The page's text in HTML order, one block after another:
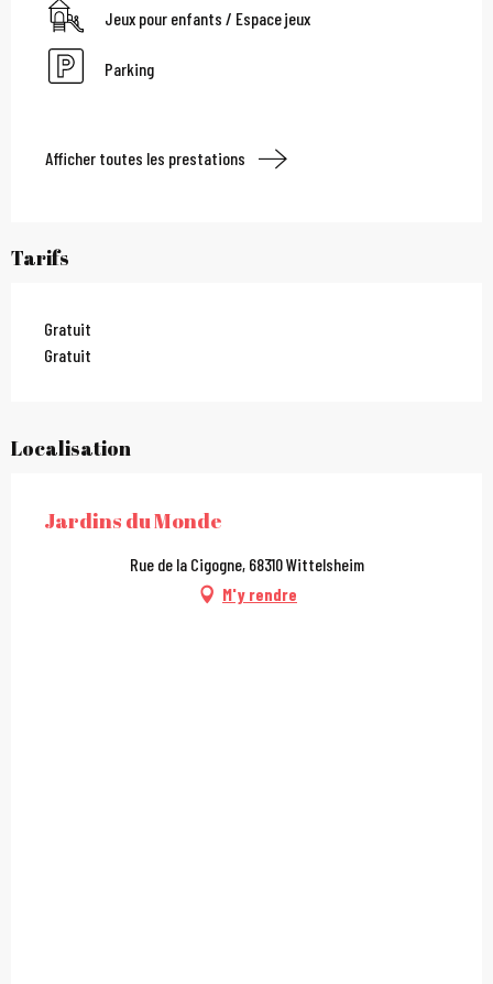
Jeux pour enfants / Espace jeux
Parking
Afficher toutes les prestations
Tarifs
Gratuit
Gratuit
Localisation
Jardins du Monde
Rue de la Cigogne, 68310 Wittelsheim
M'y rendre